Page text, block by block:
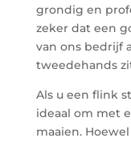
grondig en
zeker dat een
van ons bedrijf
tweedehands
Als u een flink
ideaal om met
maaien.